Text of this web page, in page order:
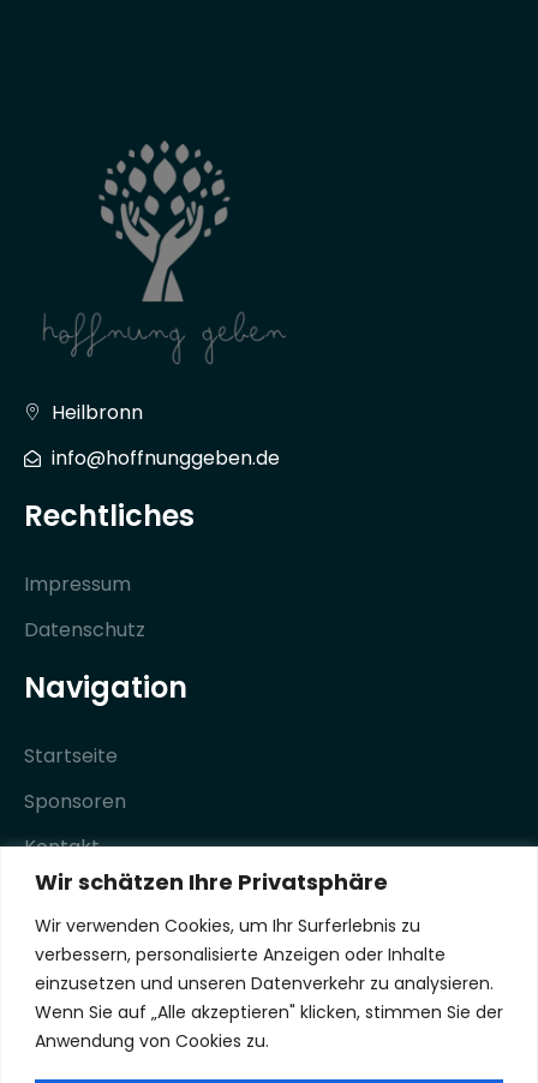
Wir schätzen Ihre Privatsphäre
Wir verwenden Cookies, um Ihr Surferlebnis zu
verbessern, personalisierte Anzeigen oder Inhalte
einzusetzen und unseren Datenverkehr zu analysieren.
Wenn Sie auf „Alle akzeptieren" klicken, stimmen Sie der
Anwendung von Cookies zu.
Heilbronn
info@hoffnunggeben.de
Rechtliches
Impressum
Datenschutz
Navigation
Startseite
Sponsoren
Kontakt